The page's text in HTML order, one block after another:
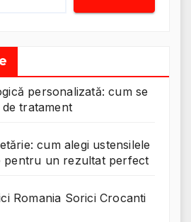
personalizată: cum se
tratament
cum alegi ustensilele
pentru un rezultat perfect
Romania Sorici Crocanti